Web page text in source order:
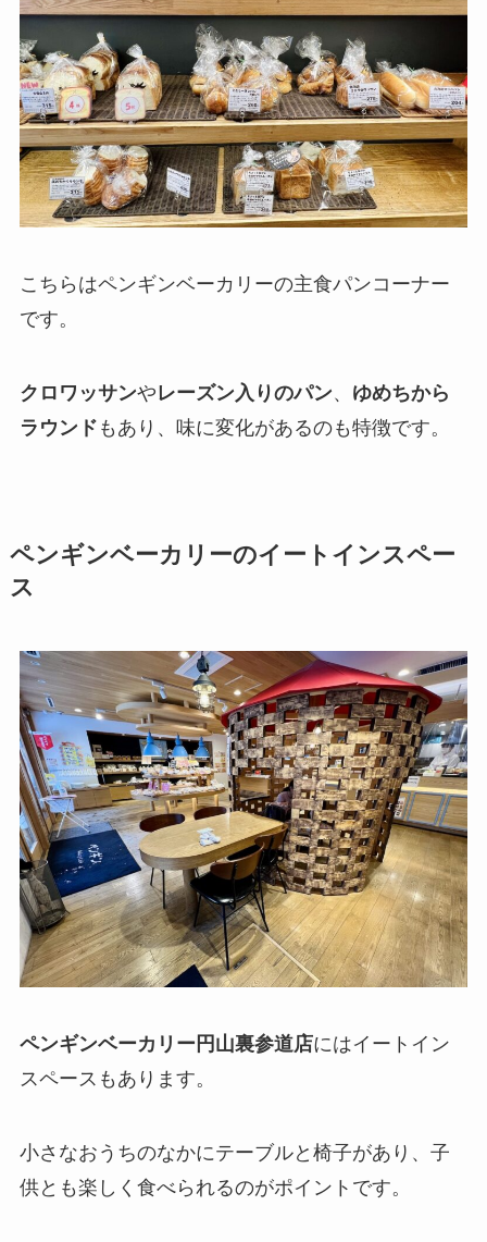
こちらはペンギンベーカリーの主食パンコーナー
です。
クロワッサンやレーズン入りのパン、 ゆめちから
ラウンド もあり、味に変化があるのも特徴です。
ペンギンベーカリーのイートインスペー
ス
ペンギンベーカリー円山裏参道店にはイートイン
スペースもあります。
小さなおうちのなかにテーブルと椅子があり、子
供とも楽しく食べられるのがポイントです。